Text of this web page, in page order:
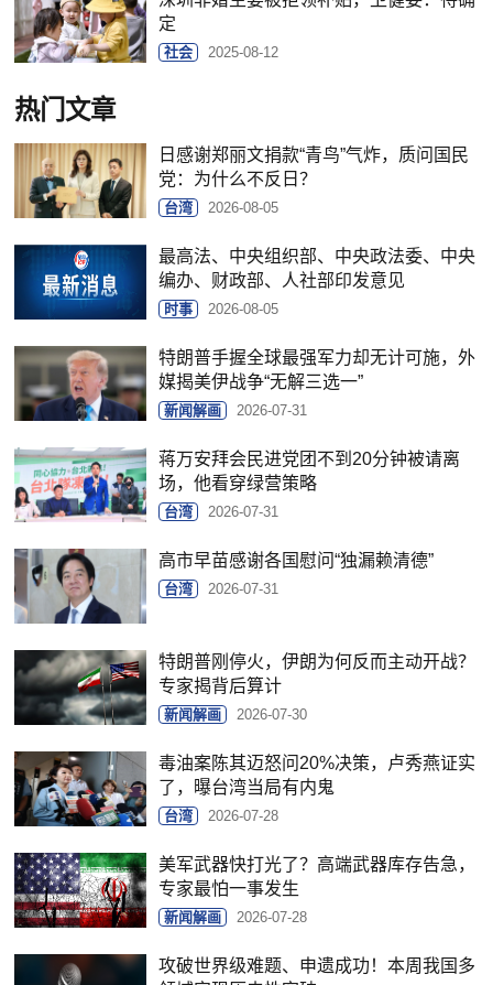
定
社会 2025-08-12
热门文章
日感谢郑丽文捐款“青鸟”气炸，质问国民
党：为什么不反日？
台湾 2026-08-05
最高法、中央组织部、中央政法委、中央
编办、财政部、人社部印发意见
时事 2026-08-05
特朗普手握全球最强军力却无计可施，外
媒揭美伊战争“无解三选一”
新闻解画 2026-07-31
蒋万安拜会民进党团不到20分钟被请离
场，他看穿绿营策略
台湾 2026-07-31
高市早苗感谢各国慰问“独漏赖清德”
台湾 2026-07-31
特朗普刚停火，伊朗为何反而主动开战？
专家揭背后算计
新闻解画 2026-07-30
毒油案陈其迈怒问20%决策，卢秀燕证实
了，曝台湾当局有内鬼
台湾 2026-07-28
美军武器快打光了？高端武器库存告急，
专家最怕一事发生
新闻解画 2026-07-28
攻破世界级难题、申遗成功！本周我国多